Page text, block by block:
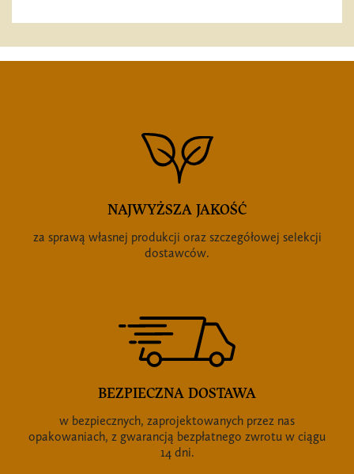
NAJWYŻSZA JAKOŚĆ
za sprawą własnej produkcji oraz szczegółowej selekcji
dostawców.
BEZPIECZNA DOSTAWA
w bezpiecznych, zaprojektowanych przez nas
opakowaniach, z gwarancją bezpłatnego zwrotu w ciągu
14 dni.